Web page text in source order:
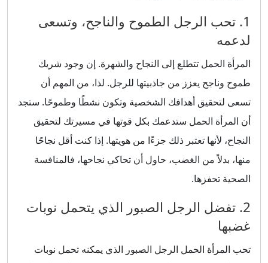
1. تحب الرجل الطموح والناجح، وتسعى
لدعمه
المرأة الحمل تتطلع إلى النجاح والشهرة. إن وجود شريك
طموح وناجح يعزز من جاذبيتها للرجل. لذا، من المهم أن
تسعى لتحقيق أهدافك الشخصية وتكون نشطًا وطموحًا. ستجد
أن المرأة الحمل ستدعمك بكل قوتها في مسيرتك لتحقيق
النجاح، لأنها تعتبر ذلك جزءًا من هويتها. إذا كنت أقل نجاحًا
منها، بدلاً من الغضب، حاول أن تحاكي نجاحها، فالمنافسة
الصحية تحفزها.
2. تفضل الرجل الصبور الذي يتحمل نوبات
غضبها
تحب المرأة الحمل الرجل الصبور الذي يمكنه تحمل نوبات